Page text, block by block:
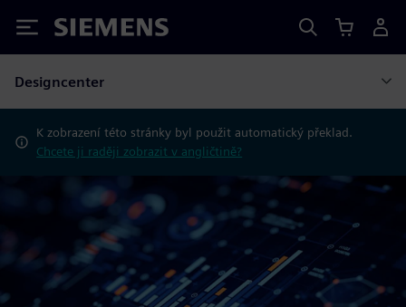
Siemens
Designcenter
K zobrazení této stránky byl použit automatický překlad.
Chcete ji raději zobrazit v angličtině?